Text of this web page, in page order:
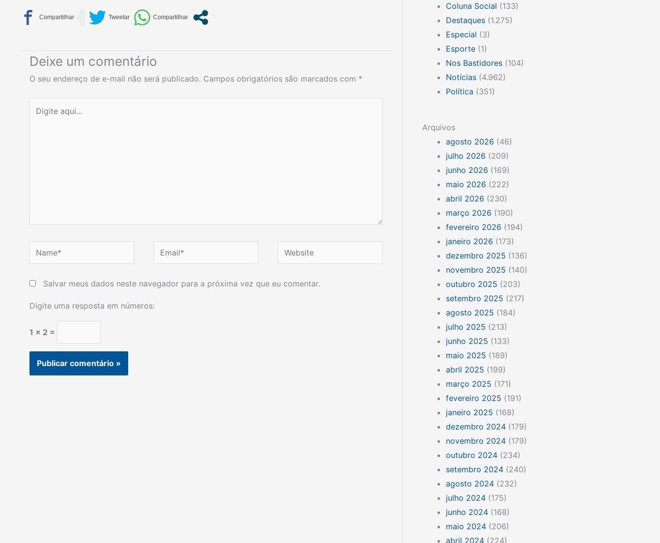
Deixe um comentário
O seu endereço de e-mail não será publicado. Campos obrigatórios são marcados com *
aqui...
Name* Email* Website
Salvar meus dados neste navegador para a próxima vez que eu comentar.
Digite uma resposta em números:
1 × 2 =
Coluna Social (133)
Destaques (1.275)
Especial (3)
Esporte (1)
Nos Bastidores (104)
Notícias (4.962)
Política (351)
Arquivos
agosto 2026 (46)
julho 2026 (209)
junho 2026 (169)
maio 2026 (222)
abril 2026 (230)
março 2026 (190)
fevereiro 2026 (194)
janeiro 2026 (173)
dezembro 2025 (136)
novembro 2025 (140)
outubro 2025 (203)
setembro 2025 (217)
agosto 2025 (184)
julho 2025 (213)
junho 2025 (133)
maio 2025 (189)
abril 2025 (199)
março 2025 (171)
fevereiro 2025 (191)
janeiro 2025 (168)
dezembro 2024 (179)
novembro 2024 (179)
outubro 2024 (234)
setembro 2024 (240)
agosto 2024 (232)
julho 2024 (175)
junho 2024 (168)
maio 2024 (206)
abril 2024 (224)